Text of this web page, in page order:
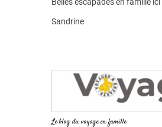
Sandrine
Le blog du voyage en famille